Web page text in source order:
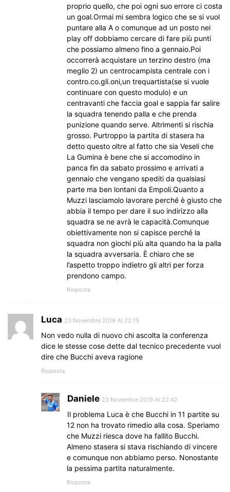
proprio quello, che poi ogni suo errore ci costa
un goal.Ormai mi sembra logico che se si vuol
puntare alla A o comunque ad un posto nei
play off dobbiamo cercare di fare più punti
che possiamo almeno fino a gennaio.Poi
occorrerà acquistare un terzino destro (ma
meglio 2) un centrocampista centrale con i
contro.co.gli.oni,un trequartista(se si vuole
continuare con questo modulo) e un
centravanti che faccia goal e sappia far salire
la squadra tenendo palla e che prenda
punizione quando serve. Altrimenti si rischia
grosso. Purtroppo la partita di stasera ha
detto questo oltre al fatto che sia Veseli che
La Gumina è bene che si accomodino in
panca fin da sabato prossimo e arrivati a
gennaio che vengano spediti da qualsiasi
parte ma ben lontani da Empoli.Quanto a
Muzzi lasciamolo lavorare perché è giusto che
abbia il tempo per dare il suo indirizzo alla
squadra se ne avrà le capacità.Comunque
obiettivamente non si capisce perché la
squadra non giochi più alta quando ha la palla
la squadra avversaria. È chiaro che se
l’aspetto troppo indietro gli altri per forza
prendono campo.
Risposta
Luca 23 Novembre 2019 At 22:15
Non vedo nulla di nuovo chi ascolta la conferenza
dice le stesse cose dette dal tecnico precedente vuol
dire che Bucchi aveva ragione
Risposta
Daniele 23 Novembre 2019 At 22:42
Il problema Luca è che Bucchi in 11 partite su
12 non ha trovato rimedio alla cosa. Speriamo
che Muzzi riesca dove ha fallito Bucchi.
Almeno stasera si stava rischiando di vincere
e comunque non abbiamo perso. Nonostante
la pessima partita naturalmente.
Risposta